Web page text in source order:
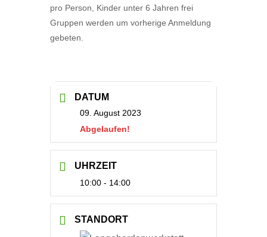
pro Person, Kinder unter 6 Jahren frei
Gruppen werden um vorherige Anmeldung
gebeten.
DATUM
09. August 2023
Abgelaufen!
UHRZEIT
10:00 - 14:00
STANDORT